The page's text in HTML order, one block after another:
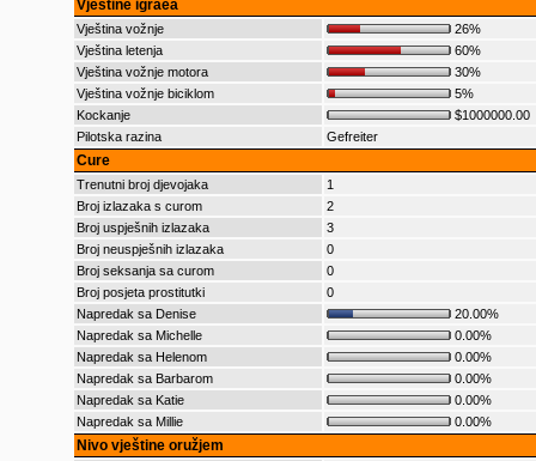
Vještine igraèa
Vještina vožnje
26%
Vještina letenja
60%
Vještina vožnje motora
30%
Vještina vožnje biciklom
5%
Kockanje
$1000000.00
Pilotska razina
Gefreiter
Cure
Trenutni broj djevojaka
1
Broj izlazaka s curom
2
Broj uspješnih izlazaka
3
Broj neuspješnih izlazaka
0
Broj seksanja sa curom
0
Broj posjeta prostitutki
0
Napredak sa Denise
20.00%
Napredak sa Michelle
0.00%
Napredak sa Helenom
0.00%
Napredak sa Barbarom
0.00%
Napredak sa Katie
0.00%
Napredak sa Millie
0.00%
Nivo vještine oružjem